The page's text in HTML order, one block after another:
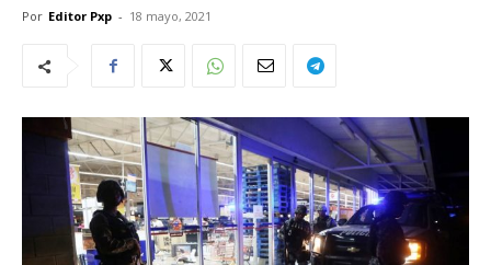
Por Editor Pxp - 18 mayo, 2021